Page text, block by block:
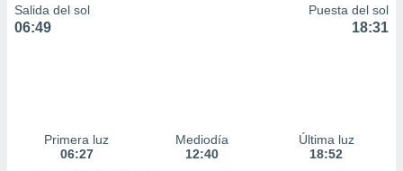
1199
Salida del sol
06:49
Puesta del sol
18:31
Primera luz
06:27
Mediodía
12:40
Última luz
18:52